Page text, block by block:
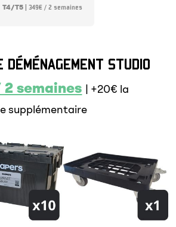
T4/T5| 349€ / 2 semaines
DÉMÉNAGEMENT STUDIO
semaines
| +20€ la
supplémentaire